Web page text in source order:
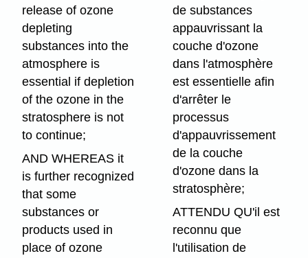
release of ozone
depleting
substances into the
atmosphere is
essential if depletion
of the ozone in the
stratosphere is not
to continue;
AND WHEREAS it
is further recognized
that some
substances or
products used in
place of ozone
de substances
appauvrissant la
couche d'ozone
dans l'atmosphère
est essentielle afin
d'arrêter le
processus
d'appauvrissement
de la couche
d'ozone dans la
stratosphère;
ATTENDU QU'il est
reconnu que
l'utilisation de